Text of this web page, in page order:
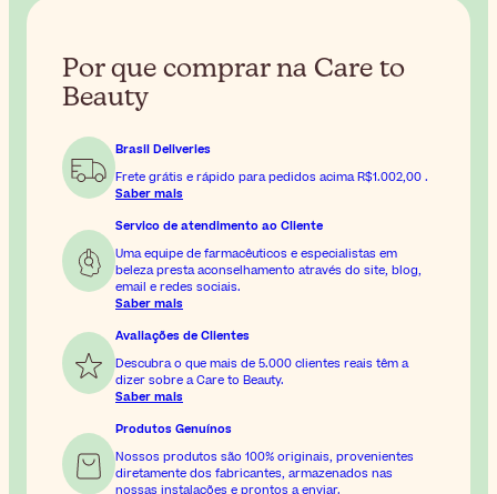
Por que comprar na Care to
Beauty
Brasil Deliveries
Frete grátis e rápido para pedidos acimaR$1.002,00 .
Saber mais
Servico de atendimento ao Cliente
Uma equipe de farmacêuticos e especialistas em
beleza presta aconselhamento através do site, blog,
email e redes sociais.
Saber mais
Avaliações de Clientes
Descubra o que mais de 5.000 clientes reais têm a
dizer sobre a Care to Beauty.
Saber mais
Produtos Genuínos
Nossos produtos são 100% originais, provenientes
diretamente dos fabricantes, armazenados nas
nossas instalações e prontos a enviar.